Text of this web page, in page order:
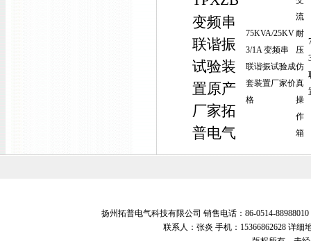
变频串
联谐振
试验装
置原产
厂家拓
普电气
75KVA/25KV
3/1A 变频串
联谐振试验成
套装置厂家价
格
流
耐
压
仿
真
操
作
箱
扬州拓普电气科技有限公司 销售电话：86-0514-
联系人：张炎 手机：15366862628 详